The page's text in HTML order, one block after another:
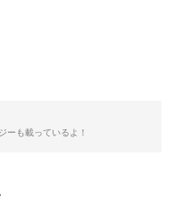
ーも載っているよ！